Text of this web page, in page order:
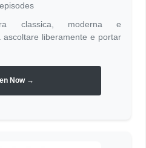
classica, moderna e
liberamente e portar
Now →